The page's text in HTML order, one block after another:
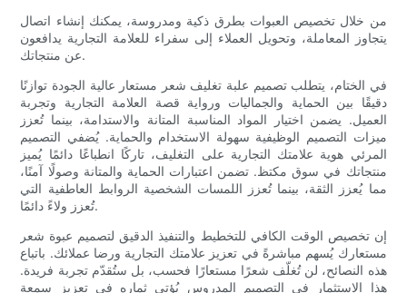
من خلال تخصيص العبوات بطرق ذكية ومدروسة، يمكنك إنشاء اتصال
يتجاوز المعاملة، وتحويل العملاء إلى سفراء للعلامة التجارية يدافعون
عن منتجاتك.
في الختام، يتطلب تصميم علبة تغليف شعر مستعار عالية الجودة توازنًا
دقيقًا بين الحماية والجماليات ورواية قصة العلامة التجارية وتجربة
العميل. يضمن اختيار المواد المناسبة المتانة والاستدامة، بينما تُعزز
ميزات التصميم الوظيفية سهولة الاستخدام والحماية. يُضفي التصميم
المرئي هوية علامتك التجارية على التغليف، تاركًا انطباعًا دائمًا يُميز
منتجاتك في سوق مكتظ. تضمن اعتبارات الحماية والمتانة وصولًا آمنًا،
مما يُعزز الثقة، بينما تُعزز اللمسات الشخصية الروابط العاطفية التي
تُعزز ولاءً دائمًا.
إن تخصيص الوقت الكافي للتخطيط والتنفيذ الدقيق لتصميم عبوة شعر
مستعارك يُسهم مباشرةً في تعزيز علامتك التجارية ورضا عملائك. باتباع
هذه النصائح، لن تُغلّف شعرًا مستعارًا فحسب، بل ستُقدّم تجربة فريدة.
هذا الاستثمار في التصميم المدروس يُؤتي ثماره في تعزيز سمعة